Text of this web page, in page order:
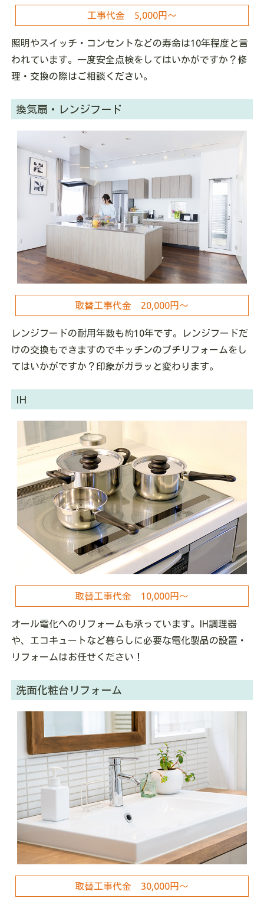
工事代金 5,000円～
照明やスイッチ・コンセントなどの寿命は10年程度と言
われています。一度安全点検をしてはいかがですか？修
理・交換の際はご相談ください。
換気扇・レンジフード
取替工事代金 20,000円～
レンジフードの耐用年数も約10年です。レンジフードだ
けの交換もできますのでキッチンのプチリフォームをし
てはいかがですか？印象がガラッと変わります。
IH
取替工事代金 10 ,000円～
オール電化へのリフォームも承っています。IH調理器
や、エコキュートなど暮らしに必要な電化製品の設置・
リフォームはお任せください！
洗面化粧台リフォーム
取替工事代金 30,000円～